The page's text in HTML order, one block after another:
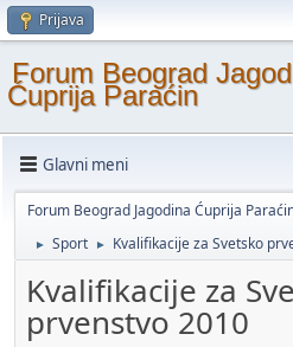
Prijava
Forum Beograd
Ćuprija Paraćin
Glavni meni
Forum Beograd Jagodina Ćuprija
► Sport ► Kvalifikacije za Svetsko
Kvalifikacije za
prvenstvo 2010